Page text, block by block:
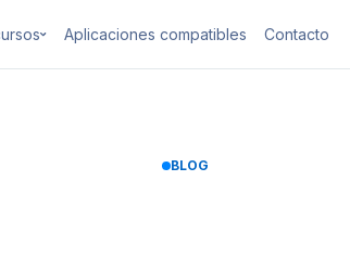
Aplicaciones compatibles Contacto
BLOG